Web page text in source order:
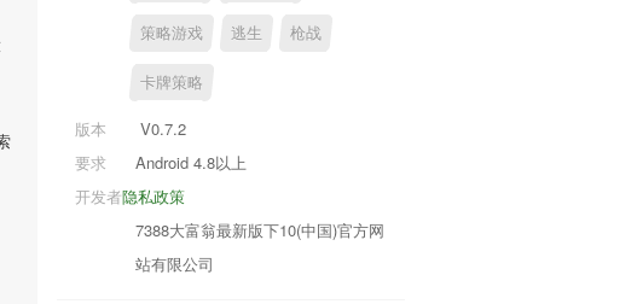
策略游戏 逃生 枪战
卡牌策略
版本
V0.7.2
要求
Android 4.8以上
隐私政策
开发者
7388大富翁最新版下10(中国)官方网
站有限公司